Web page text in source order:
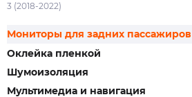
3 (2018-2022)
Оклейка пленкой
Шумоизоляция
Мультимедиа и навигация
Мониторы для задних пассажиров